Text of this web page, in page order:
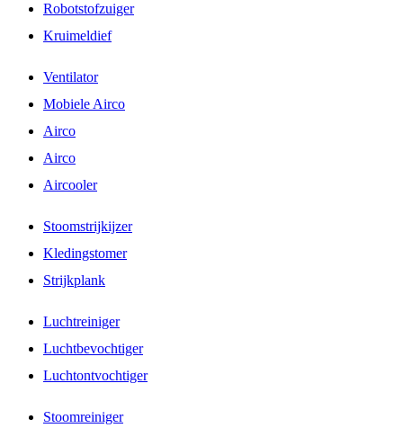
Robotstofzuiger
Kruimeldief
Ventilator
Mobiele Airco
Airco
Airco
Aircooler
Stoomstrijkijzer
Kledingstomer
Strijkplank
Luchtreiniger
Luchtbevochtiger
Luchtontvochtiger
Stoomreiniger